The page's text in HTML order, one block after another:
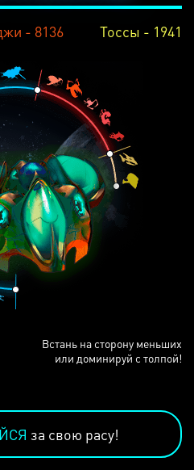
- 8136 Тоссы - 1941
Встань на сторону меньших
или доминируй с толпой!
за свою расу!